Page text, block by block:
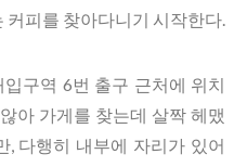
커피를 찾아다니기 시작한다.
구역 6번 출구 근처에 위치
아 가게를 찾는데 살짝 헤맸
, 다행히 내부에 자리가 있어